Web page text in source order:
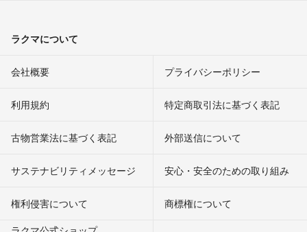
ラクマについて
会社概要 プライバシーポリシー
利用規約 特定商取引法に基づく表記
古物営業法に基づく表記 外部送信について
サステナビリティメッセージ 安心・安全のための取り組み
権利侵害について
商標権について